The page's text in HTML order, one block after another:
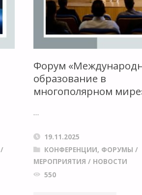
/
Форум
образование в
многополярном
…
19.11.2025
КОНФЕРЕНЦИИ, ФОРУМЫ /
МЕРОПРИЯТИЯ / НОВОСТИ
550